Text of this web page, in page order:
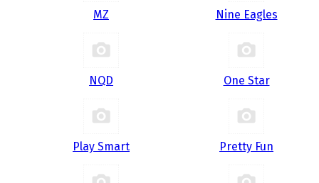
MZ Nine Eagles
NQD One Star
Play Smart Pretty Fun